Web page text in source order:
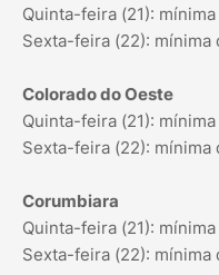
Quinta-feira (21):
Sexta-feira (22): mínima
Colorado do Oeste
Quinta-feira (21):
Sexta-feira (22): mínima
Corumbiara
Quinta-feira (21):
Sexta-feira (22): mínima